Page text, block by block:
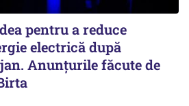
pentru a reduce
electrică după
Anunțurile făcute de